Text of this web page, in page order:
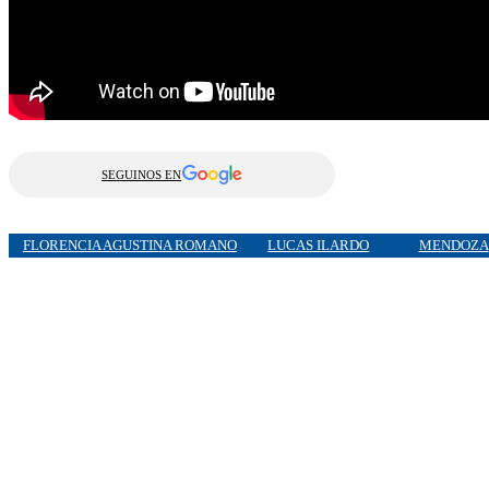
SEGUINOS EN
FLORENCIA AGUSTINA ROMANO LUCAS ILARDO MENDOZA